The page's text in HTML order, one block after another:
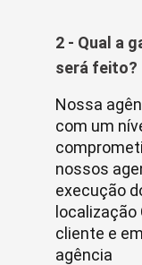
2 - Qual a
será feito?
Nossa
com um
nossos
execução
localização
cliente e
agência